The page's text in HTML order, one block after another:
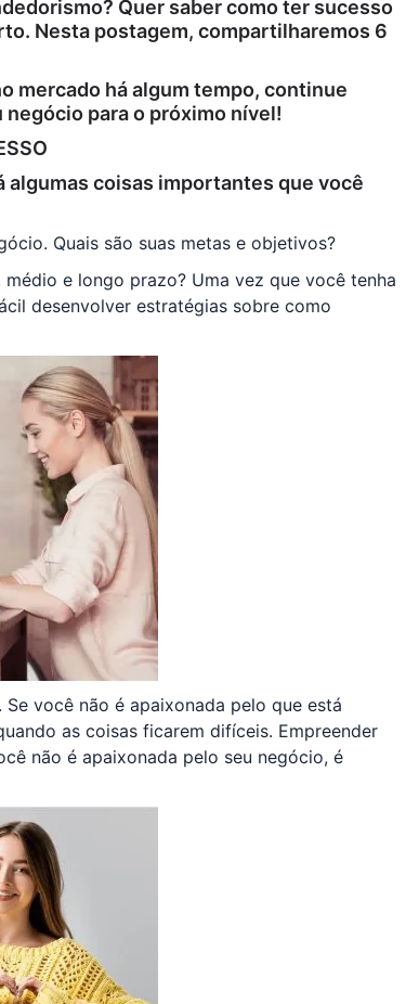
Quer saber como ter sucesso
Nesta postagem, compartilharemos 6
mercado há algum tempo, continue
negócio para o próximo nível!
algumas coisas importantes que você
Quais são suas metas e objetivos?
e longo prazo? Uma vez que você tenha
desenvolver estratégias sobre como
você não é apaixonada pelo que está
as coisas ficarem difíceis. Empreender
não é apaixonada pelo seu negócio, é